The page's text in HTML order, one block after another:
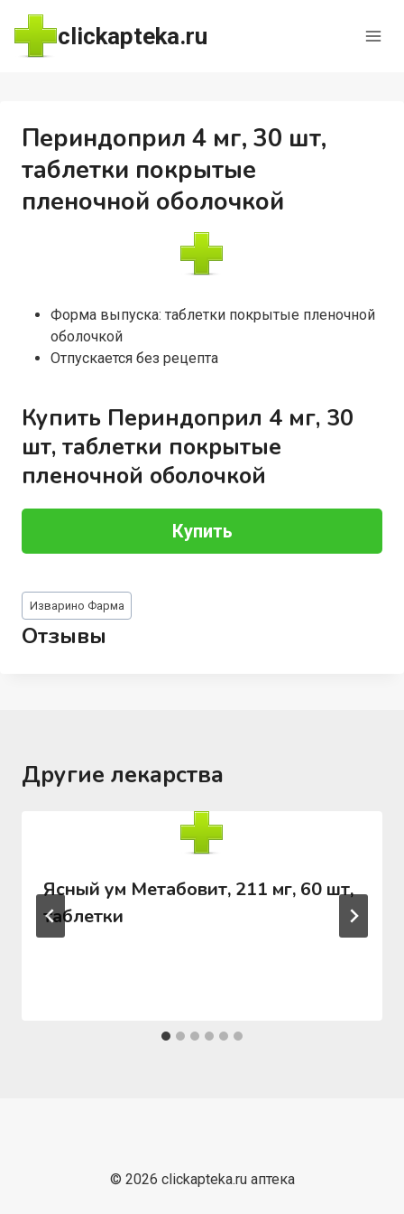
Перейти
содержимому
clickapteka.ru
Периндоприл 4 мг, 30 шт,
таблетки покрытые
пленочной оболочкой
Форма выпуска: таблетки покрытые пленочной
оболочкой
Отпускается без рецепта
Купить Периндоприл 4 мг, 30
шт, таблетки покрытые
пленочной оболочкой
Купить
Метки
записи:
Изварино Фарма
Отзывы
Другие лекарства
Ясный ум Метабовит, 211 мг, 60 шт,
таблетки
© 2026 clickapteka.ru аптека